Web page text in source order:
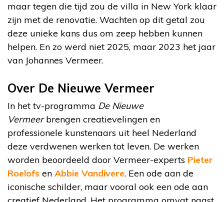
maar tegen die tijd zou de villa in New York klaar
zijn met de renovatie. Wachten op dit getal zou
deze unieke kans dus om zeep hebben kunnen
helpen. En zo werd niet 2025, maar 2023 het jaar
van Johannes Vermeer.
Over De Nieuwe Vermeer
In het tv-programma De Nieuwe
Vermeerbrengen creatievelingen en
professionele kunstenaars uit heel Nederland
deze verdwenen werken tot leven. De werken
worden beoordeeld door Vermeer-experts Pieter
Roelofs en Abbie Vandivere. Een ode aan de
iconische schilder, maar vooral ook een ode aan